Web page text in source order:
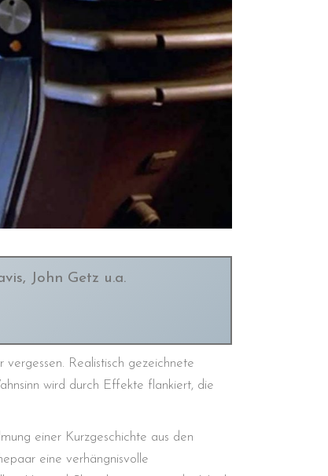
John Getz u.a.
Realistisch gezeichnete
wird durch Effekte flankiert, die
einer Kurzgeschichte aus den
eine verhängnisvolle